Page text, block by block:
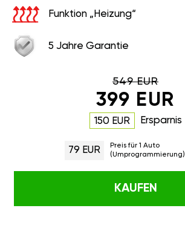
Funktion „Heizung“
5 Jahre Garantie
549 EUR
399 EUR
150 EUR Ersparnis
79 EUR
Preis für 1 Auto
(Umprogrammierung)
KAUFEN